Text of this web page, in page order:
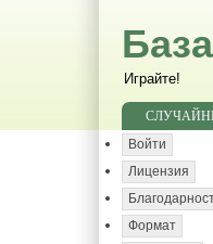
Играйте!
Войти
Лицензия
Формат